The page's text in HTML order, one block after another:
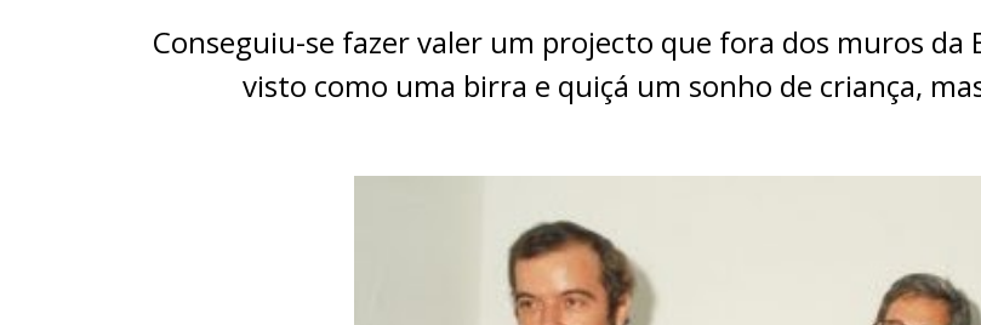
Conseguiu-se fazer valer um projecto que fora dos muros da
visto como uma birra e quiçá um sonho de criança,